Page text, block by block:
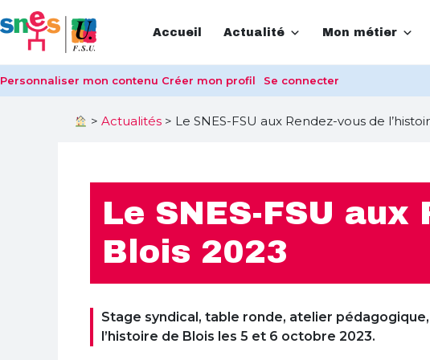
Accueil Actualité Mon métier
Personnaliser mon contenu Créer mon profil Se connecter
>Actualités > Le SNES-FSU aux Rendez-vous de
Le SNES-FSU aux
Blois 2023
Stage syndical, table ronde, atelier
l’histoire de Blois les 5 et 6 octobre 2023.